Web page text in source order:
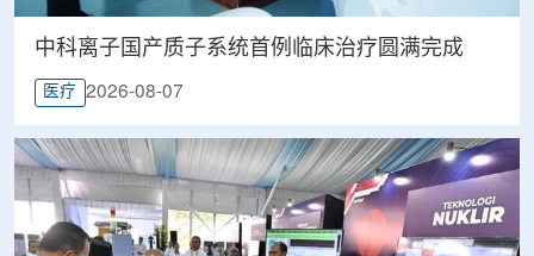
中科离子国产质子系统首例临床治疗圆满完成
医疗 2026-08-07